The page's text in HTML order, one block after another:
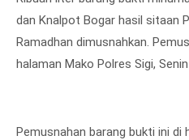
dan Knalpot Bogar hasil sitaan
Ramadhan dimusnahkan.
halaman Mako Polres Sigi,
Pemusnahan barang bukti ini di